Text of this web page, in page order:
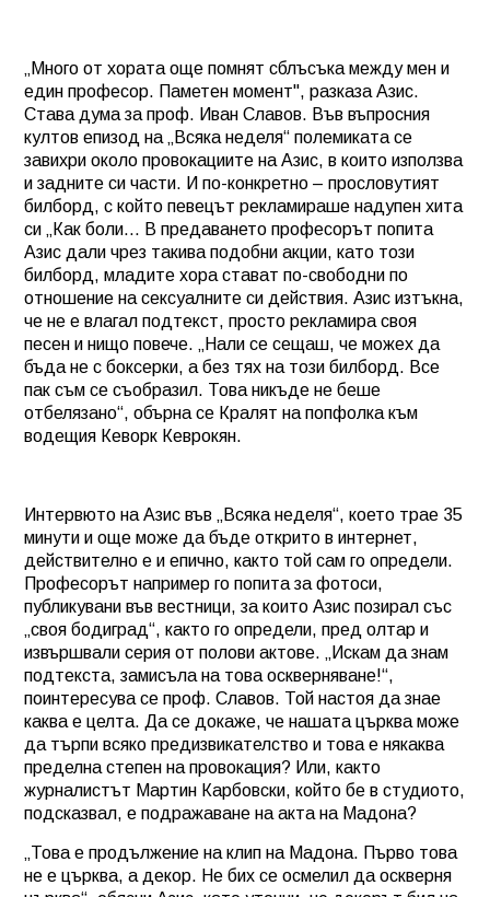
„Много от хората още помнят сблъсъка между мен и
един професор. Паметен момент", разказа Азис.
Става дума за проф. Иван Славов. Във въпросния
култов епизод на „Всяка неделя“ полемиката се
завихри около провокациите на Азис, в които използва
и задните си части. И по-конкретно – прословутият
билборд, с който певецът рекламираше надупен хита
си „Как боли... В предаването професорът попита
Азис дали чрез такива подобни акции, като този
билборд, младите хора стават по-свободни по
отношение на сексуалните си действия. Азис изтъкна,
че не е влагал подтекст, просто рекламира своя
песен и нищо повече. „Нали се сещаш, че можех да
бъда не с боксерки, а без тях на този билборд. Все
пак съм се съобразил. Това никъде не беше
отбелязано“, обърна се Кралят на попфолка към
водещия Кеворк Кеврокян.
Интервюто на Азис във „Всяка неделя“, което трае 35
минути и още може да бъде открито в интернет,
действително е и епично, както той сам го определи.
Професорът например го попита за фотоси,
публикувани във вестници, за които Азис позирал със
„своя бодиград“, както го определи, пред олтар и
извършвали серия от полови актове. „Искам да знам
подтекста, замисъла на това оскверняване!“,
поинтересува се проф. Славов. Той настоя да знае
каква е целта. Да се докаже, че нашата църква може
да търпи всяко предизвикателство и това е някаква
пределна степен на провокация? Или, както
журналистът Мартин Карбовски, който бе в студиото,
подсказвал, е подражаване на акта на Мадона?
„Това е продължение на клип на Мадона. Първо това
не е църква, а декор. Не бих се осмелил да оскверня